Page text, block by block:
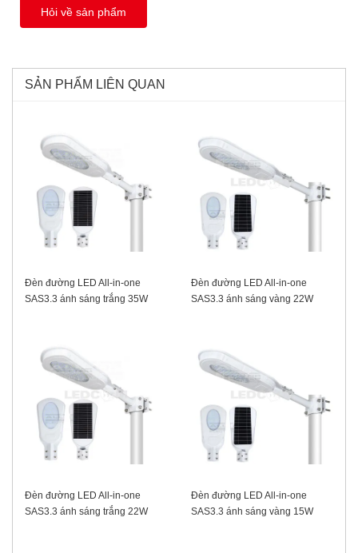
Hỏi về sản phẩm
SẢN PHẨM LIÊN QUAN
Đèn đường LED All-in-one
SAS3.3 ánh sáng trắng 35W
Đèn đường LED All-in-one
SAS3.3 ánh sáng vàng 22W
Đèn đường LED All-in-one
SAS3.3 ánh sáng trắng 22W
Đèn đường LED All-in-one
SAS3.3 ánh sáng vàng 15W